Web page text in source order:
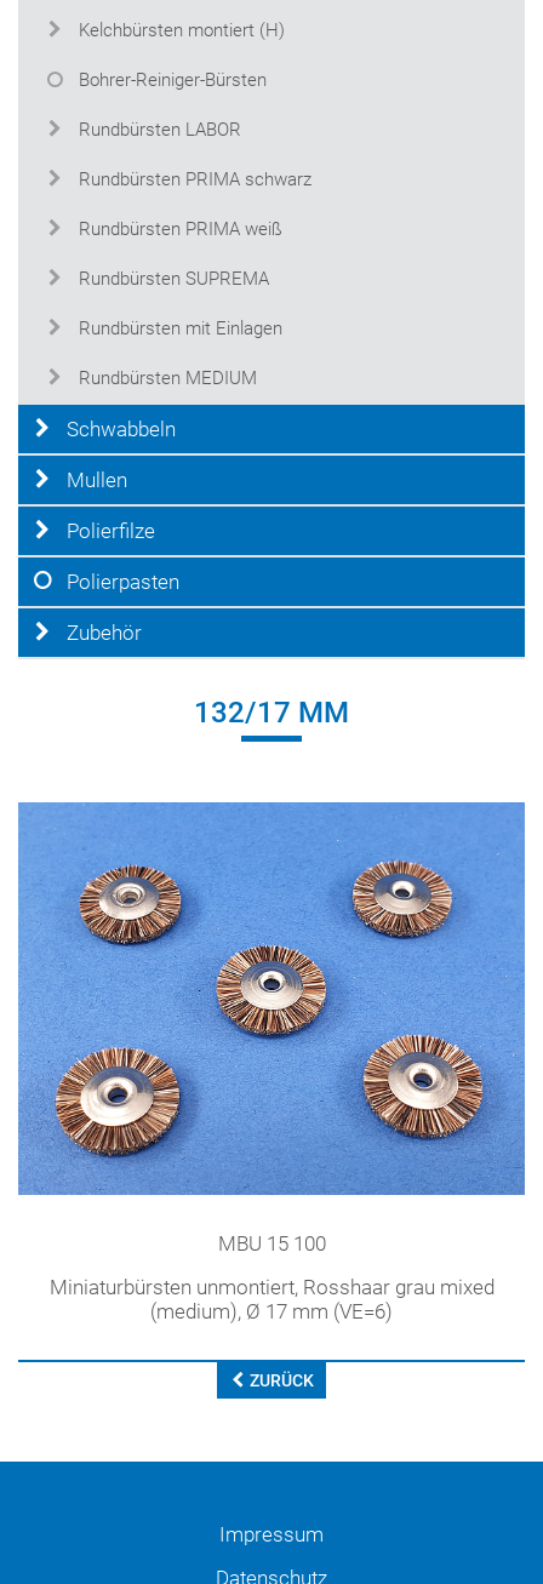
Kelchbürsten montiert (H)
Bohrer-Reiniger-Bürsten
Rundbürsten LABOR
Rundbürsten PRIMA schwarz
Rundbürsten PRIMA weiß
Rundbürsten SUPREMA
Rundbürsten mit Einlagen
Rundbürsten MEDIUM
Schwabbeln
Mullen
Polierfilze
Polierpasten
Zubehör
132/17 MM
MBU 15 100
Miniaturbürsten unmontiert, Rosshaar grau mixed
(medium), Ø 17 mm (VE=6)
ZURÜCK
Impressum
Datenschutz